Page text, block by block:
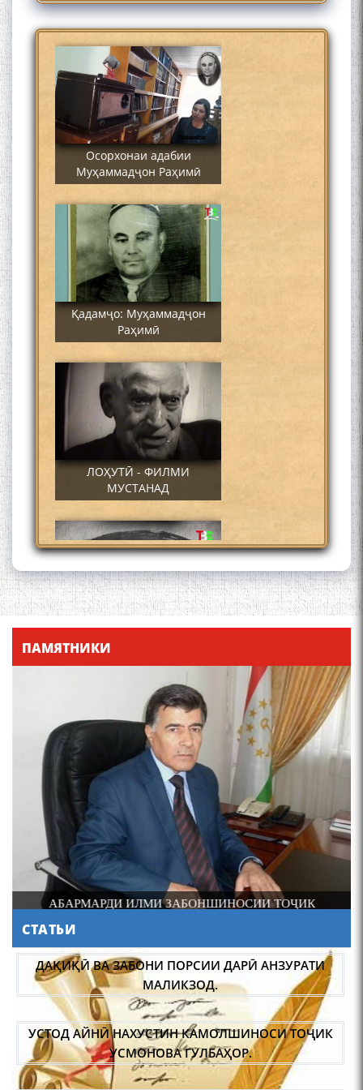
Муҳаммадҷон Раҳимӣ
Осорхонаи адабии
Муҳаммадҷон Раҳимӣ
Қадамҷо: Муҳаммадҷон
Раҳимӣ
ЛОҲУТӢ - ФИЛМИ
МУСТАНАД
Қадамҷо - Лоҳутӣ
4-уми декабр- зодрӯзи
шоири абадзинда Абулқосим
Лоҳутӣ
АБУЛҚОСИМ ЛОҲУТӢ /
ABULQOSIM LOHUTY/
ПАМЯТНИКИ
АБАРМАРДИ ИЛМИ ЗАБОНШИНОСИИ ТОҶИК
СТАТЬИ
ДАҚИҚӢ ВА ЗАБОНИ ПОРСИИ ДАРӢ АНЗУРАТИ
МАЛИКЗОД.
УСТОД АЙНӢ НАХУСТИН КАМОЛШИНОСИ ТОҶИК
УСМОНОВА ГУЛБАҲОР.